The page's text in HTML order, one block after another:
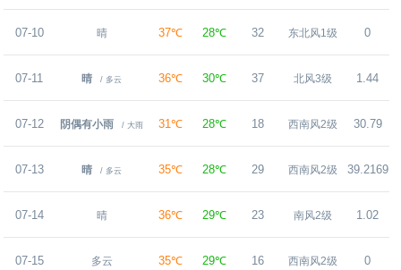
07-10 晴 37℃ 28℃ 32 东北风1级 0
07-11 晴 / 多云 36℃ 30℃ 37 北风3级 1.44
07-12 阴偶有小雨 / 大雨 31℃ 28℃ 18 西南风2级 30.79
07-13 晴 / 多云 35℃ 28℃ 29 西南风2级 39.2169
07-14 晴 36℃ 29℃ 23 南风2级 1.02
07-15 多云 35℃ 29℃ 16 西南风2级 0